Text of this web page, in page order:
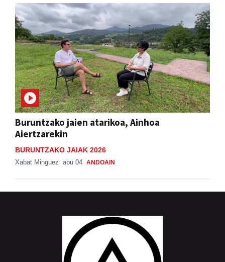
Buruntzako jaien atarikoa, Ainhoa
Aiertzarekin
BURUNTZAKO JAIAK 2026
Xabat Minguez abu 04 ANDOAIN